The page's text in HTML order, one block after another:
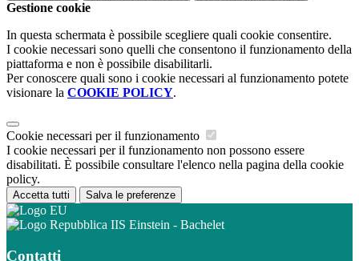
Gestione cookie
In questa schermata è possibile scegliere quali cookie consentire.
I cookie necessari sono quelli che consentono il funzionamento della
piattaforma e non è possibile disabilitarli.
Per conoscere quali sono i cookie necessari al funzionamento potete
visionare la COOKIE POLICY.
Cookie necessari per il funzionamento
I cookie necessari per il funzionamento non possono essere
disabilitati. È possibile consultare l'elenco nella pagina della cookie
policy.
Accetta tutti Salva le preferenze
IIS Einstein - Bachelet
Contatti